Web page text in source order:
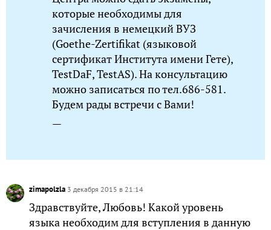
которые необходимы для
зачисления в немецкий ВУЗ
(Goethe-Zertifikat (языковой
сертификат Института имени Гете),
TestDaF, TestAS). На консультацию
можно записаться по тел.686-581.
Будем рады встречи с Вами!
—
zimapolzla 3 декабря 2015 в 21:14
Здравствуйте, Любовь! Какой уровень
языка необходим для вступления в данную